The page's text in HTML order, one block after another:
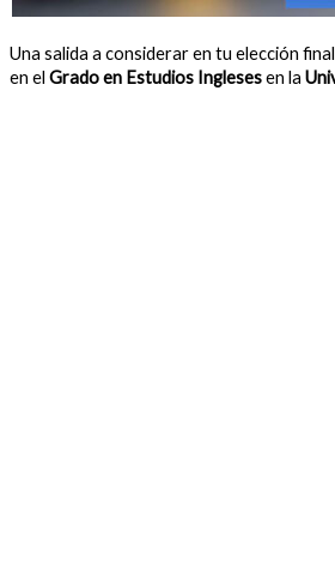
Una salida a considerar en tu elección
en el Grado en Estudios Inglesesen la